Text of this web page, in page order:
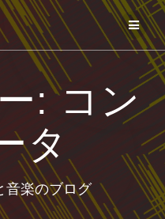
:コン
タ
音楽のブログ